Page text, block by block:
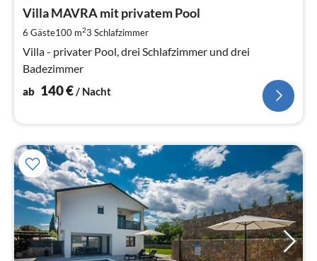
Villa MAVRA mit privatem Pool
6 Gäste100 m23 Schlafzimmer
Villa - privater Pool, drei Schlafzimmer und drei
Badezimmer
ab 140€/ Nacht